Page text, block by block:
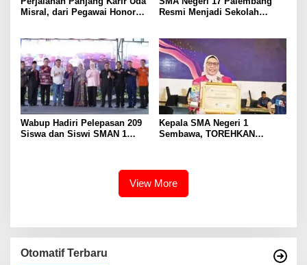
Misral, dari Pegawai Honorer
Eselon III
Resmi Menjadi Sekolah
Wabup Hadiri Pelepasan 209
Siswa dan Siswi SMAN 1
Kepala SMA Negeri 1
Sembawa, TOREHKAN
View More
Otomatif Terbaru